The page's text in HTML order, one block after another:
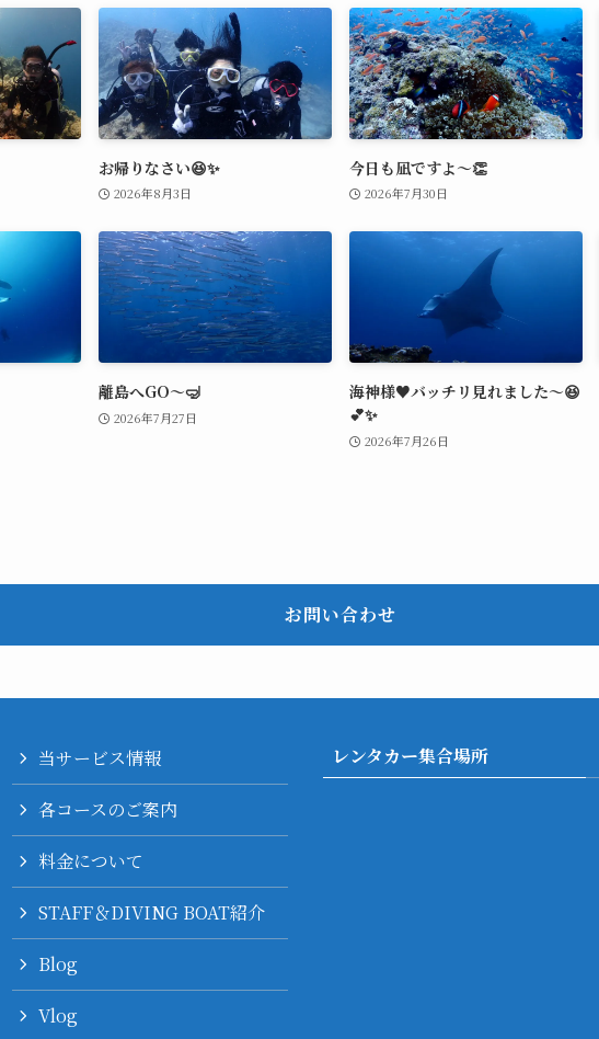
お帰りなさい😆✨
2026年8月3日
今日も凪ですよ～👏
2026年7月30日
離島へGO～🤿
2026年7月27日
海神様♥️バッチリ見れました～😆
💕✨
2026年7月26日
お問い合わせ
当サービス情報
各コースのご案内
料金について
STAFF＆DIVING BOAT紹介
Blog
Vlog
レンタカー集合場所